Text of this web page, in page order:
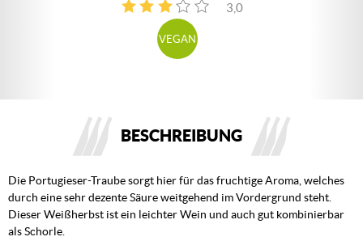
3,0
3
VEGAN
BESCHREIBUNG
Die Portugieser-Traube sorgt hier für das fruchtige Aroma, welches
durch eine sehr dezente Säure weitgehend im Vordergrund steht.
Dieser Weißherbst ist ein leichter Wein und auch gut kombinierbar
als Schorle.